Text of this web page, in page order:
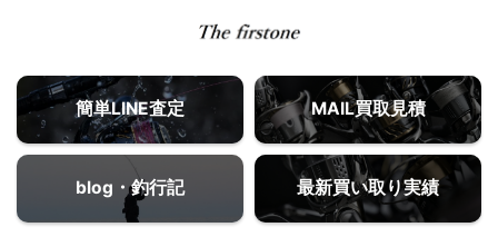
簡単LINE査定 MAIL買取見積
blog・釣行記 最新買い取り実績